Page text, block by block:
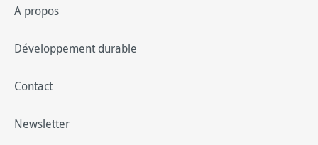
A propos
Développement durable
Contact
Newsletter